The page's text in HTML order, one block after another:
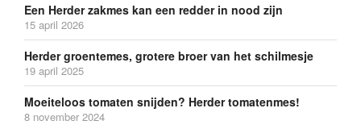
Een Herder zakmes kan een redder in nood zijn
15 april 2026
Herder groentemes, grotere broer van het schilmesje
19 april 2025
Moeiteloos tomaten snijden? Herder tomatenmes!
8 november 2024